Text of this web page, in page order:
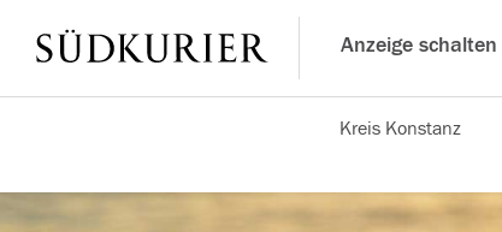
Anzeige schalten
Kreis Konstanz